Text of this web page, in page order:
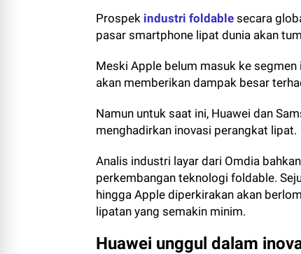
Prospek industri foldable secara
pasar smartphone lipat dunia akan
Meski Apple belum masuk ke segmen
akan memberikan dampak besar
Namun untuk saat ini, Huawei dan
menghadirkan inovasi perangkat lipat.
Analis industri layar dari Omdia
perkembangan teknologi foldable.
hingga Apple diperkirakan akan
lipatan yang semakin minim.
Huawei unggul dalam